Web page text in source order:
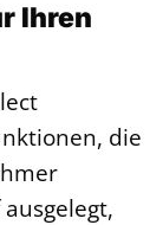
Ihren
die